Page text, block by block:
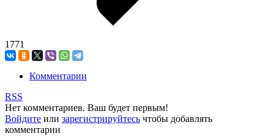
1771
Комментарии
RSS
Нет комментариев. Ваш будет первым!
Войдите или зарегистрируйтесь чтобы добавлять
комментарии